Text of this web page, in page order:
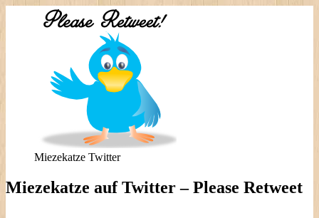
Miezekatze Twitter
Miezekatze auf Twitter – Please Retweet